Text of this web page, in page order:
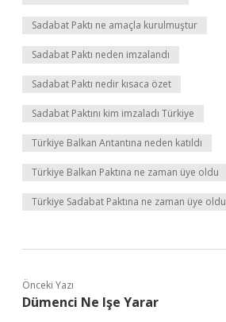
Sadabat Paktı ne amaçla kurulmuştur
Sadabat Paktı neden imzalandı
Sadabat Paktı nedir kısaca özet
Sadabat Paktını kim imzaladı Türkiye
Türkiye Balkan Antantına neden katıldı
Türkiye Balkan Paktına ne zaman üye oldu
Türkiye Sadabat Paktına ne zaman üye oldu
Önceki Yazı
Dümenci Ne Işe Yarar